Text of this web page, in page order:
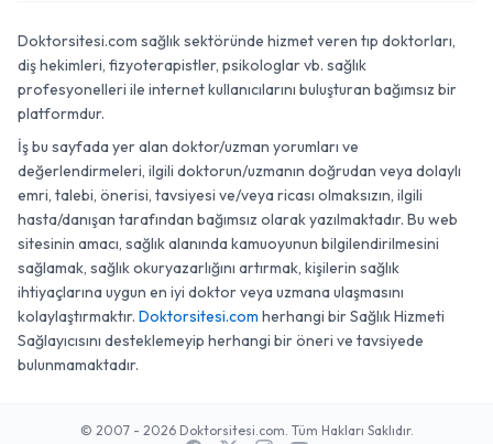
Doktorsitesi.com sağlık sektöründe hizmet veren tıp doktorları,
diş hekimleri, fizyoterapistler, psikologlar vb. sağlık
profesyonelleri ile internet kullanıcılarını buluşturan bağımsız bir
platformdur.
İş bu sayfada yer alan doktor/uzman yorumları ve
değerlendirmeleri, ilgili doktorun/uzmanın doğrudan veya dolaylı
emri, talebi, önerisi, tavsiyesi ve/veya ricası olmaksızın, ilgili
hasta/danışan tarafından bağımsız olarak yazılmaktadır. Bu web
sitesinin amacı, sağlık alanında kamuoyunun bilgilendirilmesini
sağlamak, sağlık okuryazarlığını artırmak, kişilerin sağlık
ihtiyaçlarına uygun en iyi doktor veya uzmana ulaşmasını
kolaylaştırmaktır. Doktorsitesi.com herhangi bir Sağlık Hizmeti
Sağlayıcısını desteklemeyip herhangi bir öneri ve tavsiyede
bulunmamaktadır.
© 2007 - 2026 Doktorsitesi.com. Tüm Hakları Saklıdır.